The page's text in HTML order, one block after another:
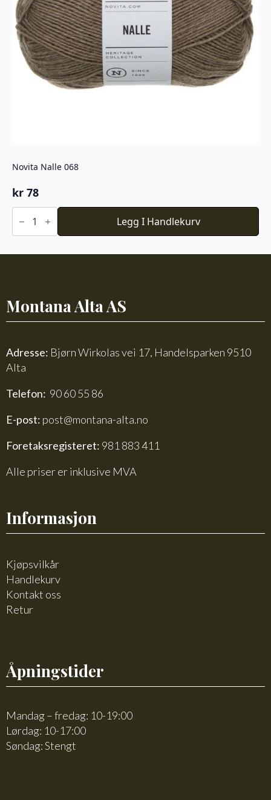
Novita Nalle 068
kr 78
Novita
Nalle
antall
Legg I Handlekurv
Montana Alta AS
Adresse: Bjørn Wirkolas vei 17, Handelsparken 9510
Alta
Telefon: 90 60 55 86
E-post: post@montana-alta.no
Foretaksregisteret: 981 883 411
Alle priser er inklusive MVA
Informasjon
Kjøpsvilkår
Handlekurv
Kontakt oss
Retur
Åpningstider
Mandag – fredag: 10-19:00
Lørdag: 10-17:00
Søndag: Stengt